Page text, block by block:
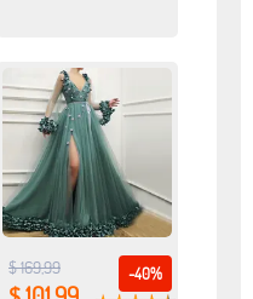
-40%
$ 169,99